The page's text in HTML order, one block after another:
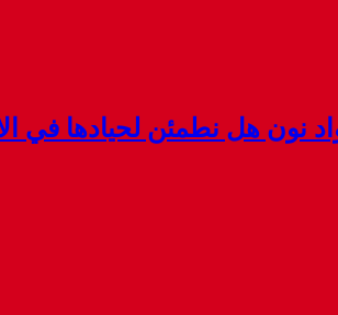
هل نطمئن لحيادها في